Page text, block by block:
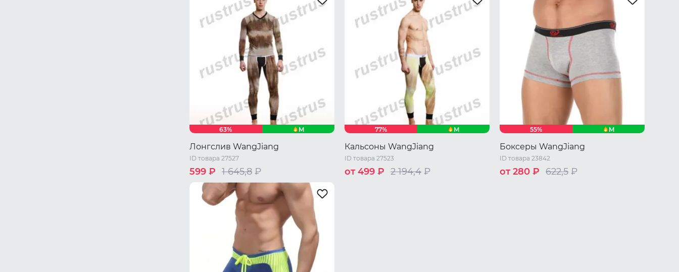
52 RU / XXL
63% M
Лонгслив WangJiang
ID товара 27527
599 ₽ 1 645,8 ₽
46 RU / M
77% M
Кальсоны WangJiang
ID товара 27523
от 499 ₽ 2 194,4 ₽
55% M
Боксеры WangJiang
ID товара 23842
от 280 ₽ 622,5 ₽